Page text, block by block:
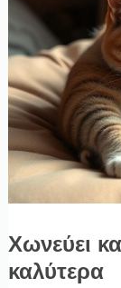
Χωνεύει
καλύτερα